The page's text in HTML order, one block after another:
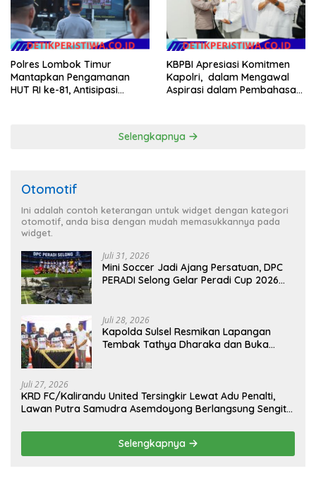
Polres Lombok Timur
Mantapkan Pengamanan
HUT RI ke-81, Antisipasi
KBPBI Apresiasi Komitmen
Kapolri, dalam Mengawal
Aspirasi dalam Pembahasan
Selengkapnya
Otomotif
Ini adalah contoh keterangan untuk widget dengan kategori
otomotif, anda bisa dengan mudah memasukkannya pada
widget.
Juli 31, 2026
Mini Soccer Jadi Ajang Persatuan, DPC
PERADI Selong Gelar Peradi Cup 2026
Juli 28, 2026
Kapolda Sulsel Resmikan Lapangan
Tembak Tathya Dharaka dan Buka
Juli 27, 2026
KRD FC/Kalirandu United Tersingkir Lewat Adu Penalti,
Lawan Putra Samudra Asemdoyong Berlangsung Sengit
Selengkapnya